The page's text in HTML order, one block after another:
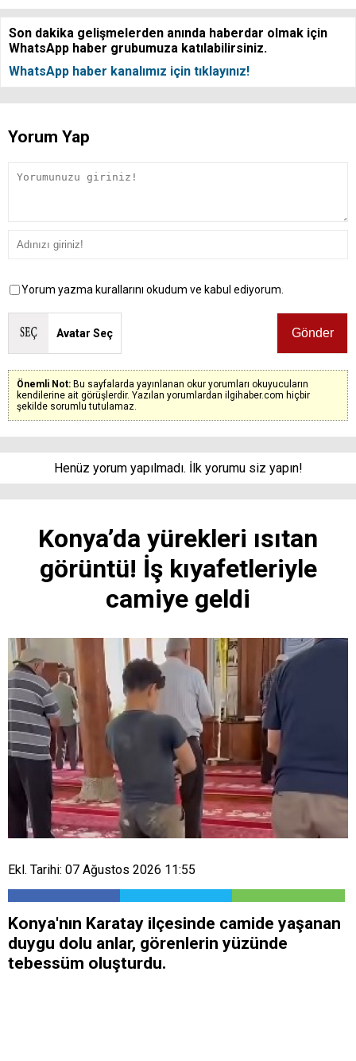
Son dakika gelişmelerden anında haberdar olmak için
WhatsApp haber grubumuza katılabilirsiniz.
WhatsApp haber kanalımız için tıklayınız!
Yorum Yap
Yorum yazma kurallarını okudum ve kabul ediyorum.
Avatar Seç
Önemli Not: Bu sayfalarda yayınlanan okur yorumları okuyucuların
kendilerine ait görüşlerdir. Yazılan yorumlardan ilgihaber.com hiçbir
şekilde sorumlu tutulamaz.
Henüz yorum yapılmadı. İlk yorumu siz yapın!
Konya’da yürekleri ısıtan
görüntü! İş kıyafetleriyle
camiye geldi
Ekl. Tarihi: 07 Ağustos 2026 11:55
Konya'nın Karatay ilçesinde camide yaşanan
duygu dolu anlar, görenlerin yüzünde
tebessüm oluşturdu.